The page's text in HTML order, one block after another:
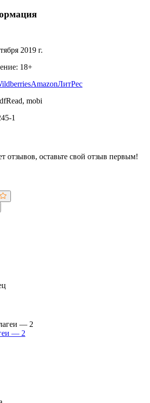
2019 г.
18+
AmazonЛитРес
mobi
1
отзывов, оставьте свой отзыв первым!
— 2